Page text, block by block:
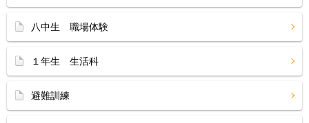
八中生 職場体験
１年生 生活科
避難訓練